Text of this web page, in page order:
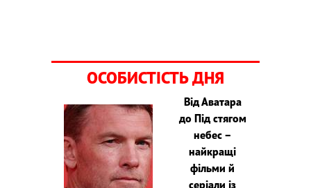
ОСОБИСТІСТЬ ДНЯ
Від Аватара
до Під стягом
небес –
найкращі
фільми й
серіали із